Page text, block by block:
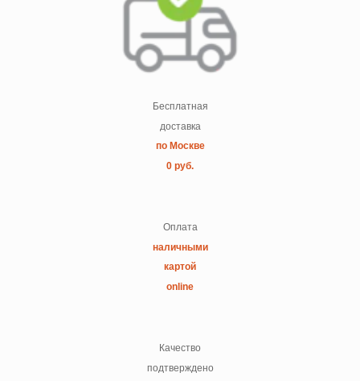
Бесплатная
доставка
по Москве
0 руб.
Оплата
наличными
картой
online
Качество
подтверждено